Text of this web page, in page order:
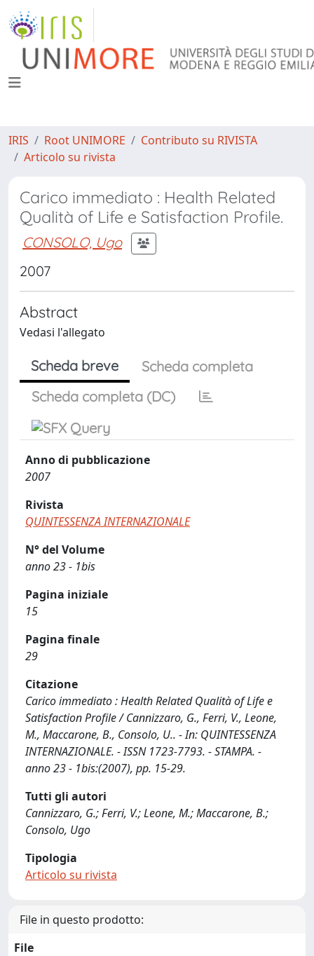
IRIS Root UNIMORE
Contributo su RIVISTA
Articolo su rivista
Carico immediato : Health Related
Qualità of Life e Satisfaction Profile.
CONSOLO, Ugo
2007
Abstract
Vedasi l'allegato
Scheda breve
Scheda completa
Scheda completa (DC)
Anno di pubblicazione
2007
Rivista
QUINTESSENZA INTERNAZIONALE
N° del Volume
anno 23 - 1bis
Pagina iniziale
15
Pagina finale
29
Citazione
Carico immediato : Health Related Qualità of Life e
Satisfaction Profile / Cannizzaro, G., Ferri, V., Leone,
M., Maccarone, B., Consolo, U.. - In: QUINTESSENZA
INTERNAZIONALE. - ISSN 1723-7793. - STAMPA. -
anno 23 - 1bis:(2007), pp. 15-29.
Tutti gli autori
Cannizzaro, G.; Ferri, V.; Leone, M.; Maccarone, B.;
Consolo, Ugo
Tipologia
Articolo su rivista
File in questo prodotto:
File